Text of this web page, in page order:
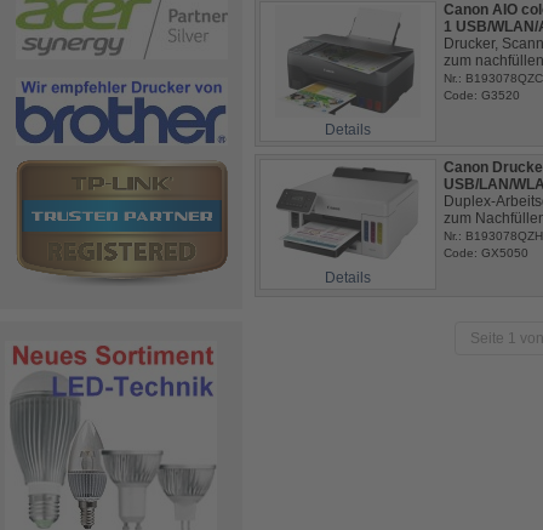
Details
Canon AIO
1 USB/
Drucker,
zum nachfüllen
Nr.:
Code: G3520
Details
Canon
USB/LAN/
Duplex-
zum
Nr.:
Code: GX5050
Seite 1